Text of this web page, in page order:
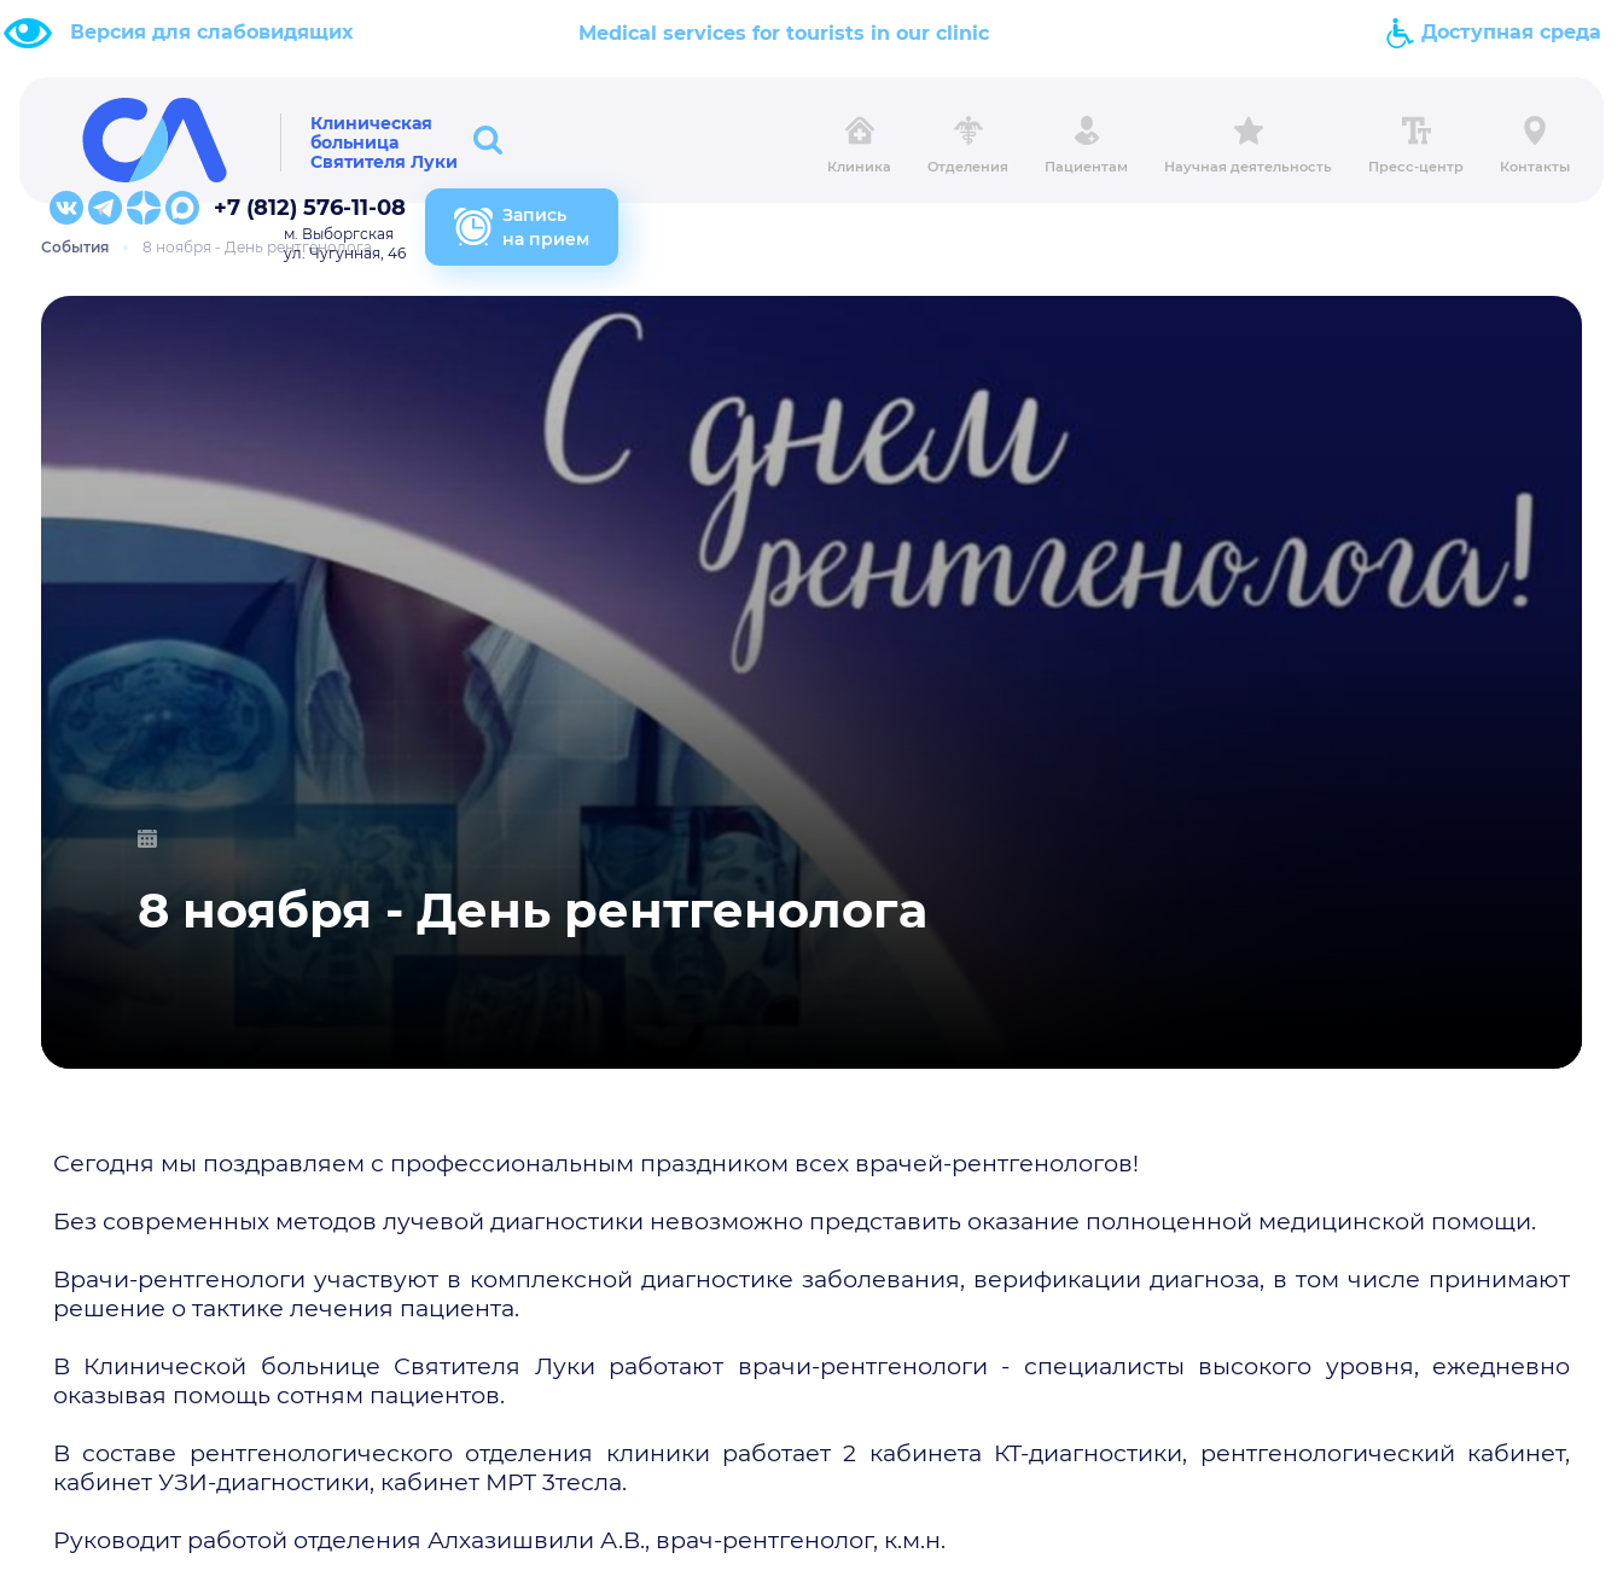
Версия для слабовидящих Medical services for tourists in our clinic Доступная среда
Клиническая
больница
Святителя Луки
Клиника Отделения Пациентам Научная деятельность Пресс-центр Контакты
+7 (812) 576-11-08
м. Выборгская
ул. Чугунная, 46
Запись
на прием
События 8 ноября - День рентгенолога
8 ноября - День рентгенолога
Сегодня мы поздравляем с профессиональным праздником всех врачей-рентгенологов!
Без современных методов лучевой диагностики невозможно представить оказание полноценной медицинской помощи.
Врачи-рентгенологи участвуют в комплексной диагностике заболевания, верификации диагноза, в том числе принимают
решение о тактике лечения пациента.
В Клинической больнице Святителя Луки работают врачи-рентгенологи - специалисты высокого уровня, ежедневно
оказывая помощь сотням пациентов.
В составе рентгенологического отделения клиники работает 2 кабинета КТ-диагностики, рентгенологический кабинет,
кабинет УЗИ-диагностики, кабинет МРТ 3тесла.
Руководит работой отделения Алхазишвили А.В., врач-рентгенолог, к.м.н.